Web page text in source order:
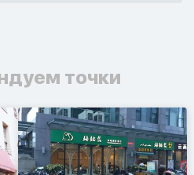
точки